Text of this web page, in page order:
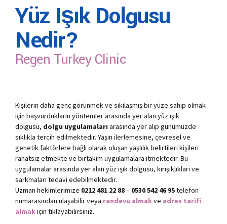
Yüz Işık Dolgusu
Nedir?
Regen Turkey Clinic
Kişilerin daha genç görünmek ve sıkılaşmış bir yüze sahip olmak
için başvurdukların yöntemler arasında yer alan yüz ışık
dolgusu, dolgu uygulamaları arasında yer alıp günümüzde
sıklıkla tercih edilmektedir. Yaşın ilerlemesine, çevresel ve
genetik faktörlere bağlı olarak oluşan yaşlılık belirtileri kişileri
rahatsız etmekte ve birtakım uygulamalara itmektedir. Bu
uygulamalar arasında yer alan yüz ışık dolgusu, kırışıklıkları ve
sarkmaları tedavi edebilmektedir.
Uzman hekimlerimize 0212 481 22 88– 0530 542 46 95telefon
numarasından ulaşabilir veya randevu almakve adres tarifi
almakiçin tıklayabilirsiniz.